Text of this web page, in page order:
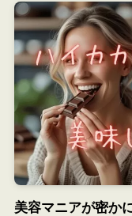
美容マニアが密か